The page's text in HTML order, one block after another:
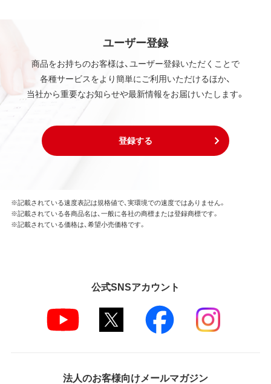
ユーザー登録
商品をお持ちのお客様は、ユーザー登録いただくことで
各種サービスをより簡単にご利用いただけるほか、
当社から重要なお知らせや最新情報をお届けいたします。
登録する
※記載されている速度表記は規格値で、実環境での速度ではありません。
※記載されている各商品名は、一般に各社の商標または登録商標です。
※記載されている価格は、希望小売価格です。
公式SNSアカウント
法人のお客様向けメールマガジン